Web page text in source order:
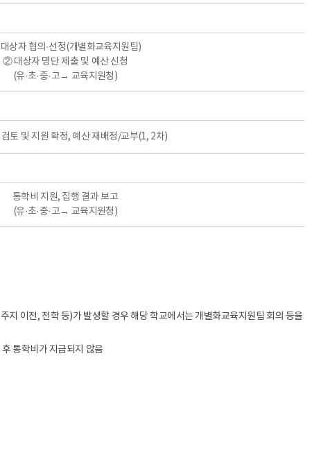
상자 협의·선정(개별화교육지원팀)
② 대상자 명단 제출 및 예산 신청
(유·초·중·고→ 교육지원청)
토 및 지원 확정, 예산 재배정/교부(1, 2차)
통학비 지원, 집행 결과 보고
(유·초·중·고→ 교육지원청)
이전, 전학 등)가 발생할 경우 해당 학교에서는 개별화교육지원팀 회의 등을
통학비가 지급되지 않음